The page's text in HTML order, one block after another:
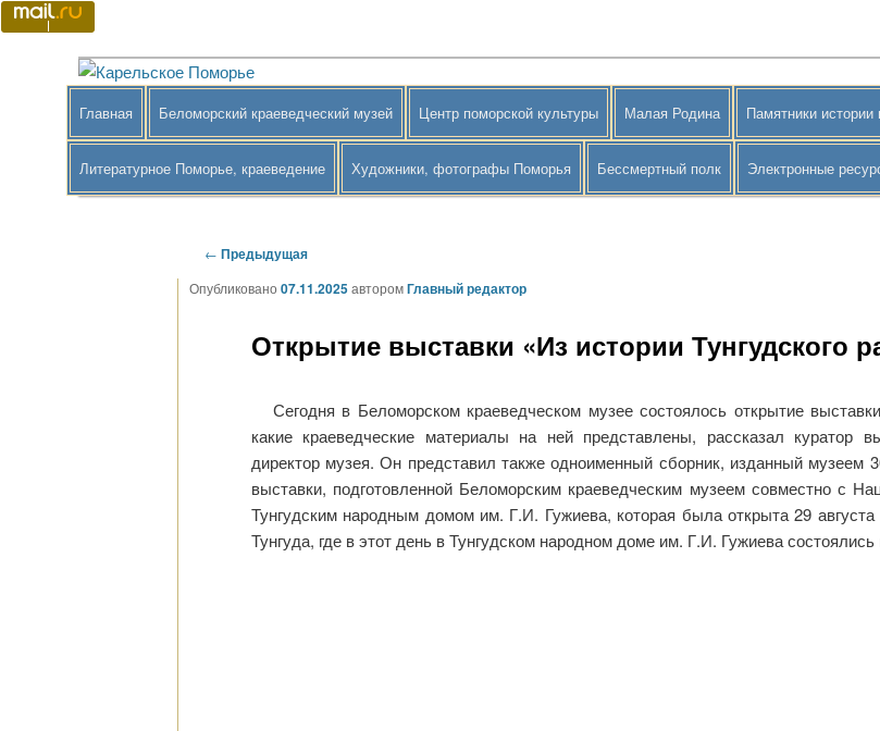
Перейти
к
основному
содержимому
Карельское Поморье
Краеведение Беломорского района
меню
Главная Беломорский краеведческий музей Центр поморской культуры Малая Родина Памятники истории
Литературное Поморье, краеведение Художники, фотографы Поморья Бессмертный полк Электронные
Навигация
по
← Предыдущая
Открытие выставки «Из истории Тунгудского
Опубликовано07.11.2025авторомГлавный редактор
Сегодня в Беломорском краеведческом музее состоялось открытие
какие краеведческие материалы на ней представлены, рассказал куратор
директор музея. Он представил также одноименный сборник, изданный музеем
выставки, подготовленной Беломорским краеведческим музеем совместно с
Тунгудским народным домом им. Г.И. Гужиева, которая была открыта 29 августа
Тунгуда, где в этот день в Тунгудском народном доме им. Г.И. Гужиева